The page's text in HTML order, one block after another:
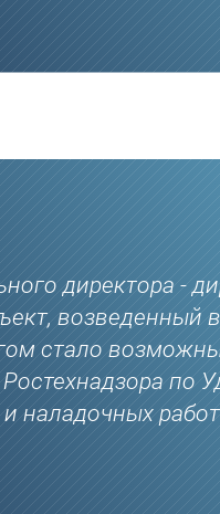
директора -
возведенный
стало
по
наладочных работ